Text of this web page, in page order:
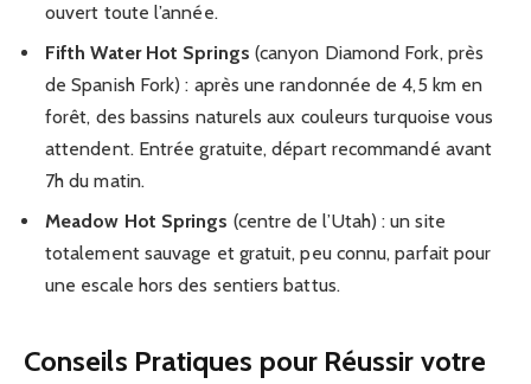
ouvert toute l’année.
Fifth Water Hot Springs (canyon Diamond Fork, près
de Spanish Fork) : après une randonnée de 4,5 km en
forêt, des bassins naturels aux couleurs turquoise vous
attendent. Entrée gratuite, départ recommandé avant
7h du matin.
Meadow Hot Springs (centre de l’Utah) : un site
totalement sauvage et gratuit, peu connu, parfait pour
une escale hors des sentiers battus.
Conseils Pratiques pour Réussir votre